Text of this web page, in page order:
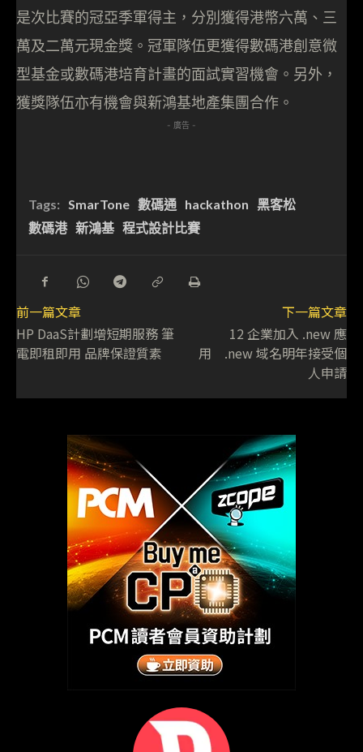
是次比賽的冠亞季軍得主，分別獲得港幣六萬、三
萬及二萬元現金獎。冠軍隊伍更獲得數碼港創意微
型基金或數碼港培育計畫的面試實習機會。另外，
獲獎隊伍亦有機會與新鴻基地產集團合作。
- 廣告 -
Tags: SmarTone 數碼通 hackathon
黑客松
數碼港 新鴻基 程式設計比賽
前一篇文章
HP DaaS計劃增短期服務 筆
電即租即用 品牌保證質素
下一篇文章
12 企業加入 .new 應
用 .new 域名明年接受個
人申請